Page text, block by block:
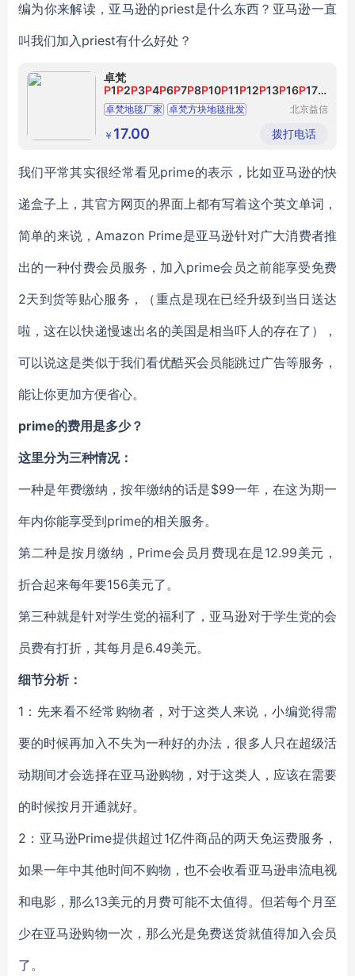
编为你来解读， 亚马逊的priest是什么东西？亚马逊一直
叫我们加入priest有什么好处？
卓梵
P1P2P3P4P6P7P8P10P11P12P13P16P17
系列办公环保方块地毯批发
卓梵地毯厂家 卓梵方块地毯批发
北京地毯批发
办公地毯批发
北京益信
料有限公
司
￥ 17.00 拨打电话
我们平常其实很经常看见prime的表示，比如亚马逊的快
递盒子上，其官方网页的界面上都有写着这个英文单词，
简单的来说，Amazon Prime是亚马逊针对广大消费者推
出的一种付费会员服务，加入prime会员之前能享受免费
2天到货等贴心服务，（重点是现在已经升级到当日送达
啦，这在以快递慢速出名的美国是相当吓人的存在了），
可以说这是类似于我们看优酷买会员能跳过广告等服务，
能让你更加方便省心。
prime的费用是多少？
这里分为三种情况：
一种是年费缴纳，按年缴纳的话是$99一年，在这为期一
年内你能享受到prime的相关服务。
第二种是按月缴纳，Prime会员月费现在是12.99美元，
折合起来每年要156美元了。
第三种就是针对学生党的福利了，亚马逊对于学生党的会
员费有打折，其每月是6.49美元。
细节分析：
1：先来看不经常购物者，对于这类人来说，小编觉得需
要的时候再加入不失为一种好的办法，很多人只在超级活
动期间才会选择在亚马逊购物，对于这类人，应该在需要
的时候按月开通就好。
2： 亚马逊Prime提供超过1亿件商品的两天免运费服务，
如果一年中其他时间不购物，也不会收看亚马逊串流电视
和电影，那么13美元的月费可能不太值得。但若每个月至
少在亚马逊购物一次，那么光是免费送货就值得加入会员
了。